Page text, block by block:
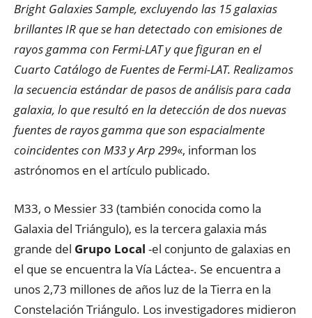
Bright Galaxies Sample, excluyendo las 15 galaxias
brillantes IR que se han detectado con emisiones de
rayos gamma con Fermi-LAT y que figuran en el
Cuarto Catálogo de Fuentes de Fermi-LAT. Realizamos
la secuencia estándar de pasos de análisis para cada
galaxia, lo que resultó en la detección de dos nuevas
fuentes de rayos gamma que son espacialmente
coincidentes con M33 y Arp 299«, informan los
astrónomos en el artículo publicado.
M33, o Messier 33 (también conocida como la
Galaxia del Triángulo), es la tercera galaxia más
grande del Grupo Local -el conjunto de galaxias en
el que se encuentra la Vía Láctea-. Se encuentra a
unos 2,73 millones de años luz de la Tierra en la
Constelación Triángulo. Los investigadores midieron